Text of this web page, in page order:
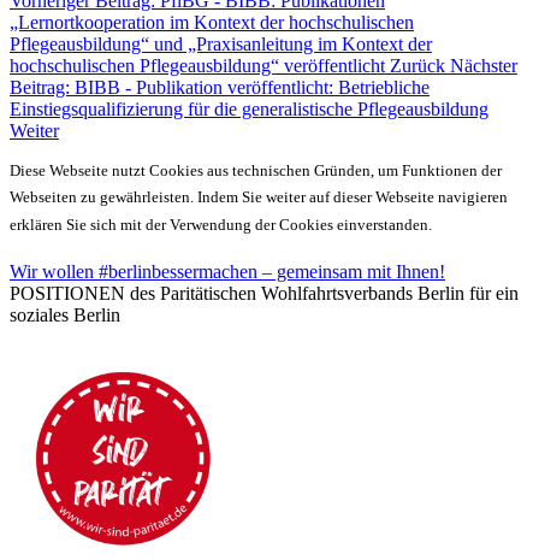
„Lernortkooperation im Kontext der hochschulischen
Pflegeausbildung“ und „Praxisanleitung im Kontext der
hochschulischen Pflegeausbildung“ veröffentlicht Zurück Nächster
Beitrag: BIBB - Publikation veröffentlicht: Betriebliche
Einstiegsqualifizierung für die generalistische Pflegeausbildung
Weiter
Diese Webseite nutzt Cookies aus technischen Gründen, um Funktionen der
Webseiten zu gewährleisten. Indem Sie weiter auf dieser Webseite navigieren
erklären Sie sich mit der Verwendung der Cookies einverstanden.
Wir wollen #berlinbessermachen – gemeinsam mit Ihnen!
POSITIONEN des Paritätischen Wohlfahrtsverbands Berlin für ein
soziales Berlin